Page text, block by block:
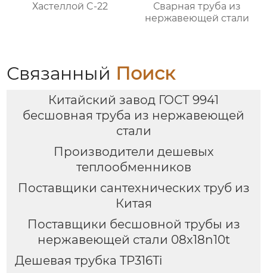
Хастеллой C-22
Сварная труба из
нержавеющей стали
Связанный Поиск
Китайский завод ГОСТ 9941
бесшовная труба из нержавеющей
стали
Производители дешевых
теплообменников
Поставщики сантехнических труб из
Китая
Поставщики бесшовной трубы из
нержавеющей стали 08x18n10t
Дешевая трубка TP316Ti